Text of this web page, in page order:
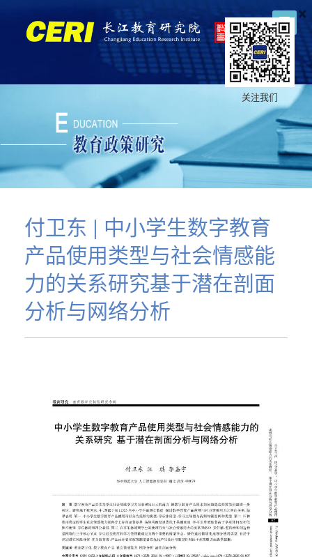
付卫东 | 中小学生数字教育
产品使用类型与社会情感能
力的关系研究基于潜在剖面
分析与网络分析
关注我们
×